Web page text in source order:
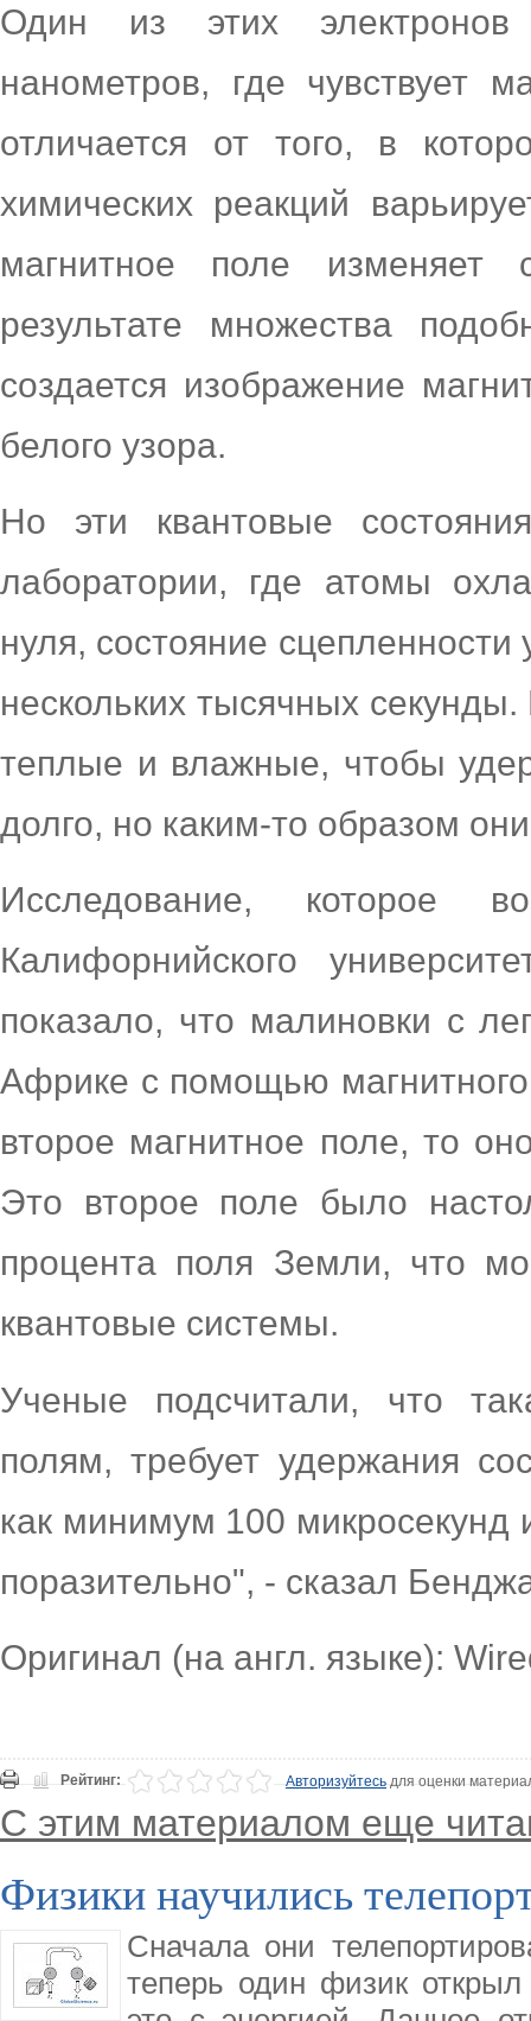
Один из этих электронов
нанометров, где чувствует
отличается от того, в
химических реакций
магнитное поле
результате множества
создается изображение
белого узора.
Но эти квантовые
лаборатории, где атомы
нуля, состояние сцепленности
нескольких тысячных
теплые и влажные, чтобы
долго, но каким-то образом
Исследование, которое
Калифорнийского
показало, что малиновки с
Африке с помощью
второе магнитное поле, то
Это второе поле было
процента поля Земли, что
квантовые системы.
Ученые подсчитали, что
полям, требует удержания
как минимум 100 микросекунд
поразительно", - сказал
Оригинал (на англ. языке):
Рейтинг: Авторизуйтесьдля оценки
С этим материалом еще
Физики научились
Сначала они
теперь один физик открыл